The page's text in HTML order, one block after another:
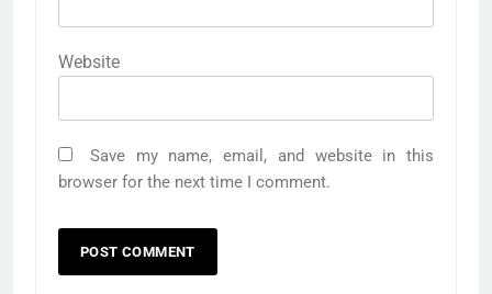
Website
Save my name, email, and website in this
browser for the next time I comment.